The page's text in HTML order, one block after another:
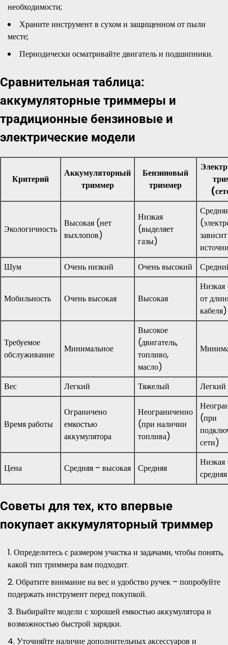
необходимости;
Храните инструмент в сухом и защищенном от пыли
месте;
Периодически осматривайте двигатель и подшипники.
Сравнительная таблица:
аккумуляторные триммеры и
традиционные бензиновые и
электрические модели
Критерий
Аккумуляторный
триммер
Бензиновый
триммер
Экологичность
Высокая (нет
выхлопов)
Низкая
(выделяет
газы)
Шум
Очень низкий Очень высокий
Мобильность Очень высокая Высокая
Низкая
от
кабеля)
Требуемое
обслуживание
Минимальное
Высокое
(двигатель,
топливо,
масло)
Вес Легкий Тяжелый Легкий
Время работы
Ограничено
емкостью
аккумулятора
Неограниченно
(при наличии
топлива)
(при
сети)
Цена Средняя – высокая Средняя
Низкая
средняя
Советы для тех, кто впервые
покупает аккумуляторный триммер
Определитесь с размером участка и задачами, чтобы понять,
какой тип триммера вам подходит.
Обратите внимание на вес и удобство ручек – попробуйте
подержать инструмент перед покупкой.
Выбирайте модели с хорошей емкостью аккумулятора и
возможностью быстрой зарядки.
Уточняйте наличие дополнительных аксессуаров и